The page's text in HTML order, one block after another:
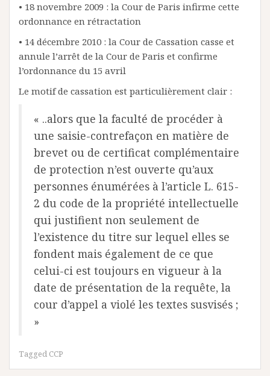
• 18 novembre 2009 : la Cour de Paris infirme cette
ordonnance en rétractation
• 14 décembre 2010 : la Cour de Cassation casse et
annule l’arrêt de la Cour de Paris et confirme
l’ordonnance du 15 avril
Le motif de cassation est particulièrement clair :
« ..alors que la faculté de procéder à
une saisie-contrefaçon en matière de
brevet ou de certificat complémentaire
de protection n’est ouverte qu’aux
personnes énumérées à l’article L. 615-
2 du code de la propriété intellectuelle
qui justifient non seulement de
l’existence du titre sur lequel elles se
fondent mais également de ce que
celui-ci est toujours en vigueur à la
date de présentation de la requête, la
cour d’appel a violé les textes susvisés ;
»
Tagged CCP